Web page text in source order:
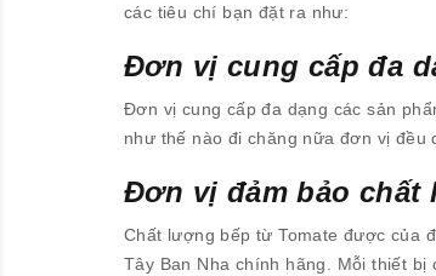
các tiêu chí bạn đặt ra như:
Đơn vị cung cấp đa
Đơn vị cung cấp đa dạng các sản
như thế nào đi chăng nữa đơn vị đều
Đơn vị đảm bảo
Chất lượng bếp từ Tomate được của
Tây Ban Nha chính hãng. Mỗi thiết